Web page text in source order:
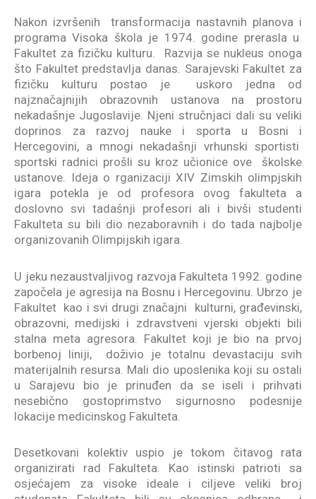
Nakon izvršenih transformacija nastavnih planova i
programa Visoka škola je 1974. godine prerasla u
Fakultet za fizičku kulturu. Razvija se nukleus onoga
što Fakultet predstavlja danas. Sarajevski Fakultet za
fizičku kulturu postao je uskoro jedna od
najznačajnijih obrazovnih ustanova na prostoru
nekadašnje Jugoslavije. Njeni stručnjaci dali su veliki
doprinos za razvoj nauke i sporta u Bosni i
Hercegovini, a mnogi nekadašnji vrhunski sportisti
sportski radnici prošli su kroz učionice ove školske
ustanove. Ideja o rganizaciji XIV Zimskih olimpjskih
igara potekla je od profesora ovog fakulteta a
doslovno svi tadašnji profesori ali i bivši studenti
Fakulteta su bili dio nezaboravnih i do tada najbolje
organizovanih Olimpijskih igara.
U jeku nezaustvaljivog razvoja Fakulteta 1992. godine
započela je agresija na Bosnu i Hercegovinu. Ubrzo je
Fakultet kao i svi drugi značajni kulturni, građevinski,
obrazovni, medijski i zdravstveni vjerski objekti bili
stalna meta agresora. Fakultet koji je bio na prvoj
borbenoj liniji, doživio je totalnu devastaciju svih
materijalnih resursa. Mali dio uposlenika koji su ostali
u Sarajevu bio je prinuđen da se iseli i prihvati
nesebično gostoprimstvo sigurnosno podesnije
lokacije medicinskog Fakulteta.
Desetkovani kolektiv uspio je tokom čitavog rata
organizirati rad Fakulteta. Kao istinski patrioti sa
osjećajem za visoke ideale i ciljeve veliki broj